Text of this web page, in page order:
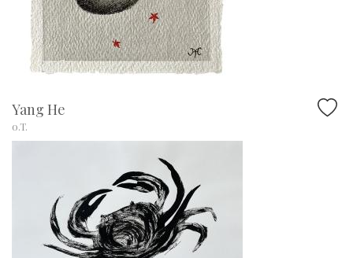
Yang He
o.T.